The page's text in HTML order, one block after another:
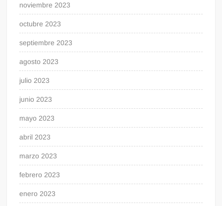
noviembre 2023
octubre 2023
septiembre 2023
agosto 2023
julio 2023
junio 2023
mayo 2023
abril 2023
marzo 2023
febrero 2023
enero 2023